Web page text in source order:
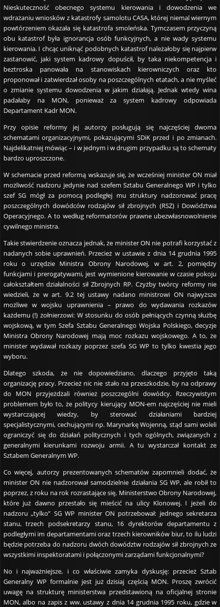
Nieskuteczność obecnego systemu kierowania i dowodzenia we
wdrażaniu wniosków z katastrofy samolotu CASA, której niemal wiernym
powtórzeniem okazała się katastrofa smoleńska. Tymczasem przyczyną
obu katastrof była ignorancja osób funkcyjnych, a nie wady systemu
kierowania. I chcąc uniknąć podobnych katastrof należałoby się najpierw
zastanowić, jaki system kadrowy dopuścił, by taka niekompetencja i
beztroska panowała na stanowiskach kierowniczych oraz kto
proponował i zatwierdzał osoby na poszczególnych etatach, a nie myśleć
o zmianie systemu dowodzenia w jakim działają. Jednak wtedy wina
padałaby na MON, ponieważ za system kadrowy odpowiada
Departament Kadr MON.
Przy opisie reformy jej autorzy posługują się najczęściej dwoma
schematami organizacyjnymi, pokazującymi SDiK przed i po zmianach.
Najdelikatniej mówiąc – i w jednym i w drugim przypadku są to schematy
bardzo uproszczone.
W schemacie przed reformą wskazuje się, że wcześniej minister ON miał
możliwość nadzoru jedynie nad szefem Sztabu Generalnego WP i tylko
szef SG mógł za pomocą podległej mu struktury nadzorować pracę
poszczególnych dowódców rodzajów sił zbrojnych (RSZ) i Dowództwa
Operacyjnego. A to według reformatorów prawne ubezwłasnowolnienie
cywilnego ministra.
Takie stwierdzenie oznacza jednak, że minister ON nie potrafi korzystać z
nadanych sobie uprawnień. Przecież w ustawie z dnia 14 grudnia 1995
roku o urzędzie Ministra Obrony Narodowej, w art. 2, pomiędzy
funkcjami i prerogatywami, jest wymienione kierowanie w czasie pokoju
całokształtem działalności sił Zbrojnych RP. Czyżby twórcy reformy nie
wiedzieli, że w art. 9.2 tej ustawy nadano ministrowi ON najwyższe
możliwe w wojsku uprawnienia – prawo do wydawania rozkazów
każdemu (!) żołnierzowi: W stosunku do osób pełniących czynną służbę
wojskową, w tym Szefa Sztabu Generalnego Wojska Polskiego, decyzje
Ministra Obrony Narodowej mają moc rozkazu wojskowego. A to, że
minister wydawał rozkazy poprzez szefa SG WP to tylko kwestia jego
wyboru.
Dlatego szkoda, że nie dopowiedziano, dlaczego przyjęto taką
organizację pracy. Przecież nic nie stało na przeszkodzie, by na odprawy
do MON przyjeżdżali również poszczególni dowódcy. Rzeczywistym
problemem było to, że politycy kierujący MON-em najczęściej nie mieli
wystarczającej wiedzy, by sterować działaniami bardziej
specjalistycznymi, cechującymi np. Marynarkę Wojenną, stąd sami woleli
ograniczyć się do działań politycznych i tych ogólnych, związanych z
generalnymi kierunkami rozwoju armii. A tu wystarczał kontakt ze
Sztabem Generalnym WP.
Co więcej, autorzy prezentowanych schematów zapomnieli dodać, że
minister ON nie nadzorował samodzielnie działania SG WP, ale robił to
poprzez, z roku na rok rozrastające się, Ministerstwo Obrony Narodowej,
które już dawno przestało się mieścić na ulicy Klonowej. I jeżeli do
nadzoru „tylko” SG WP minister ON potrzebował: jednego sekretarza
stanu, trzech podsekretarzy stanu, 16 dyrektorów departamentu z
podległymi im departamentami oraz trzech kierowników biur, to ilu ludzi
będzie potrzeba do nadzoru dwóch dowództw rodzajów sił zbrojnych ze
wszystkimi inspektoratami i połączonymi zarządami funkcjonalnymi?
No i najważniejsze, i co właściwie zamyka dyskusję: przecież Sztab
Generalny WP formalnie jest już dzisiaj częścią MON. Proszę zwrócić
uwagę na strukturę ministerstwa przedstawioną na oficjalnej stronie
MON, albo na zapis z ww. ustawy z dnia 14 grudnia 1995 roku, gdzie w